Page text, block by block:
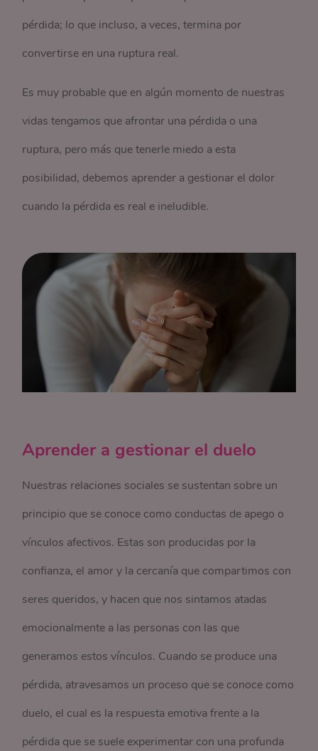
pérdida; lo que incluso, a veces, termina por
convertirse en una ruptura real.
Es muy probable que en algún momento de nuestras
vidas tengamos que afrontar una pérdida o una
ruptura, pero más que tenerle miedo a esta
posibilidad, debemos aprender a gestionar el dolor
cuando la pérdida es real e ineludible.
Aprender a gestionar el duelo
Nuestras relaciones sociales se sustentan sobre un
principio que se conoce como conductas de apego o
vínculos afectivos. Estas son producidas por la
confianza, el amor y la cercanía que compartimos con
seres queridos, y hacen que nos sintamos atadas
emocionalmente a las personas con las que
generamos estos vínculos. Cuando se produce una
pérdida, atravesamos un proceso que se conoce como
duelo, el cual es la respuesta emotiva frente a la
pérdida que se suele experimentar con una profunda